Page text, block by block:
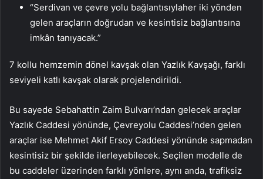
“Serdivan ve çevre yolu bağlantısıylaher iki yönden
gelen araçların doğrudan ve kesintisiz bağlantısına
imkân tanıyacak.”
7 kollu hemzemin dönel kavşak olan Yazlık Kavşağı, farklı
seviyeli katlı kavşak olarak projelendirildi.
Bu sayede Sebahattin Zaim Bulvarı’ndan gelecek araçlar
Yazlık Caddesi yönünde, Çevreyolu Caddesi’nden gelen
araçlar ise Mehmet Akif Ersoy Caddesi yönünde sapmadan
kesintisiz bir şekilde ilerleyebilecek. Seçilen modelle de
bu caddeler üzerinden farklı yönlere, aynı anda, trafiksiz